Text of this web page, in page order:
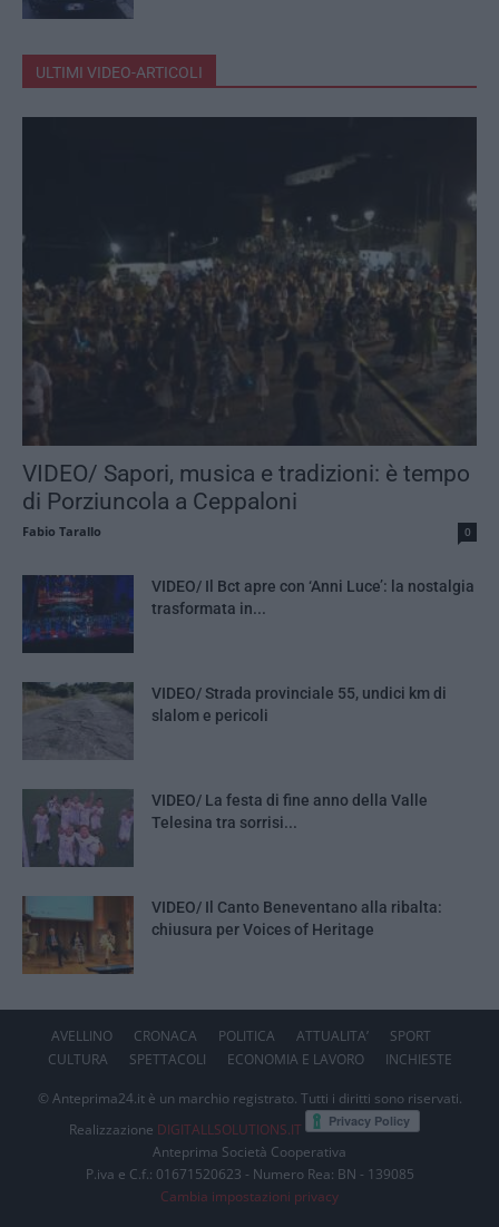
ULTIMI VIDEO-ARTICOLI
VIDEO/ Sapori, musica e tradizioni: è tempo
di Porziuncola a Ceppaloni
Fabio Tarallo 0
VIDEO/ Il Bct apre con ‘Anni Luce’: la nostalgia
trasformata in...
VIDEO/ Strada provinciale 55, undici km di
slalom e pericoli
VIDEO/ La festa di fine anno della Valle
Telesina tra sorrisi...
VIDEO/ Il Canto Beneventano alla ribalta:
chiusura per Voices of Heritage
AVELLINO CRONACA POLITICA ATTUALITA’
SPORT
CULTURA
SPETTACOLI ECONOMIA E LAVORO INCHIESTE
© Anteprima24.it è un marchio registrato. Tutti i diritti sono riservati.
Realizzazione DIGITALLSOLUTIONS.IT
Anteprima Società Cooperativa
P.iva e C.f.: 01671520623 - Numero Rea: BN - 139085
Cambia impostazioni privacy